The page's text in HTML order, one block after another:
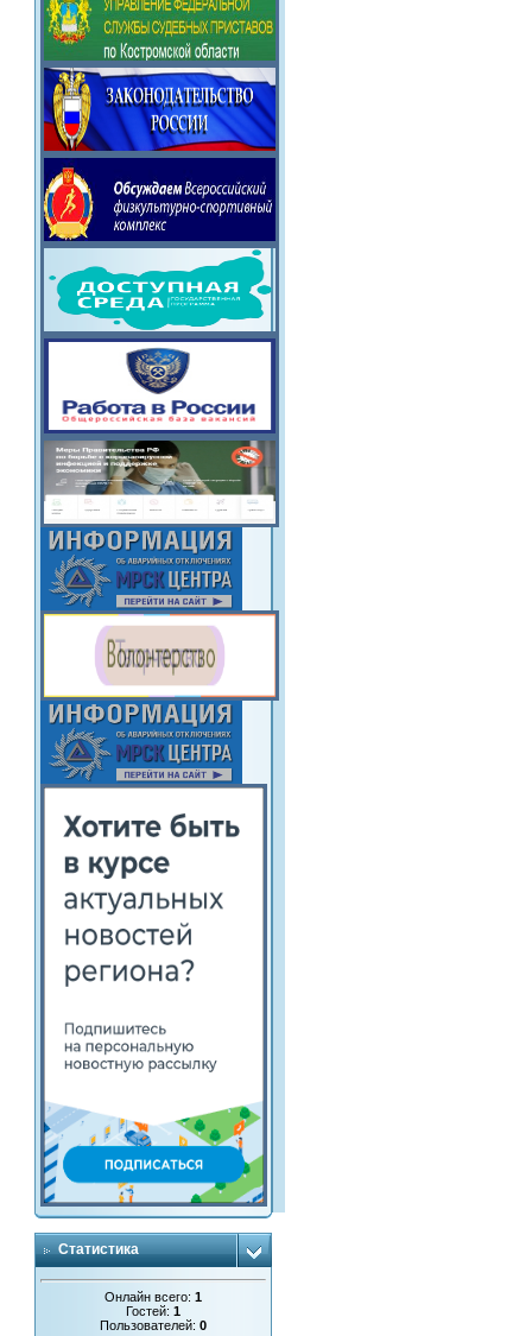
Статистика
Онлайн всего:1
Гостей:1
Пользователей:0